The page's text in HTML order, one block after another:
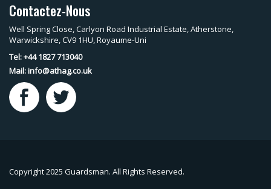
Contactez-Nous
Well Spring Close, Carlyon Road Industrial Estate, Atherstone,
Warwickshire, CV9 1HU, Royaume-Uni
Tel: +44 1827 713040
Mail:info@athag.co.uk
Copyright 2025 Guardsman. All Rights Reserved.